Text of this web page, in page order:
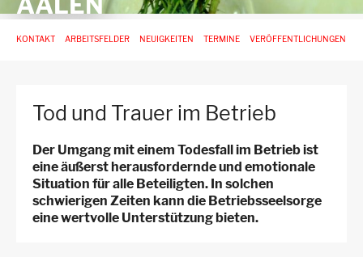
Hauptnavigation
KONTAKT ARBEITSFELDER NEUIGKEITEN TERMINE VERÖFFENTLICHUNGEN
Tod und Trauer im Betrieb
Der Umgang mit einem Todesfall im Betrieb ist
eine äußerst herausfordernde und emotionale
Situation für alle Beteiligten. In solchen
schwierigen Zeiten kann die Betriebsseelsorge
eine wertvolle Unterstützung bieten.